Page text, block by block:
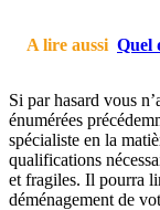
A lire aussi Quel
Si par hasard vous
énumérées
spécialiste en la
qualifications
et fragiles. Il pourra
déménagement de